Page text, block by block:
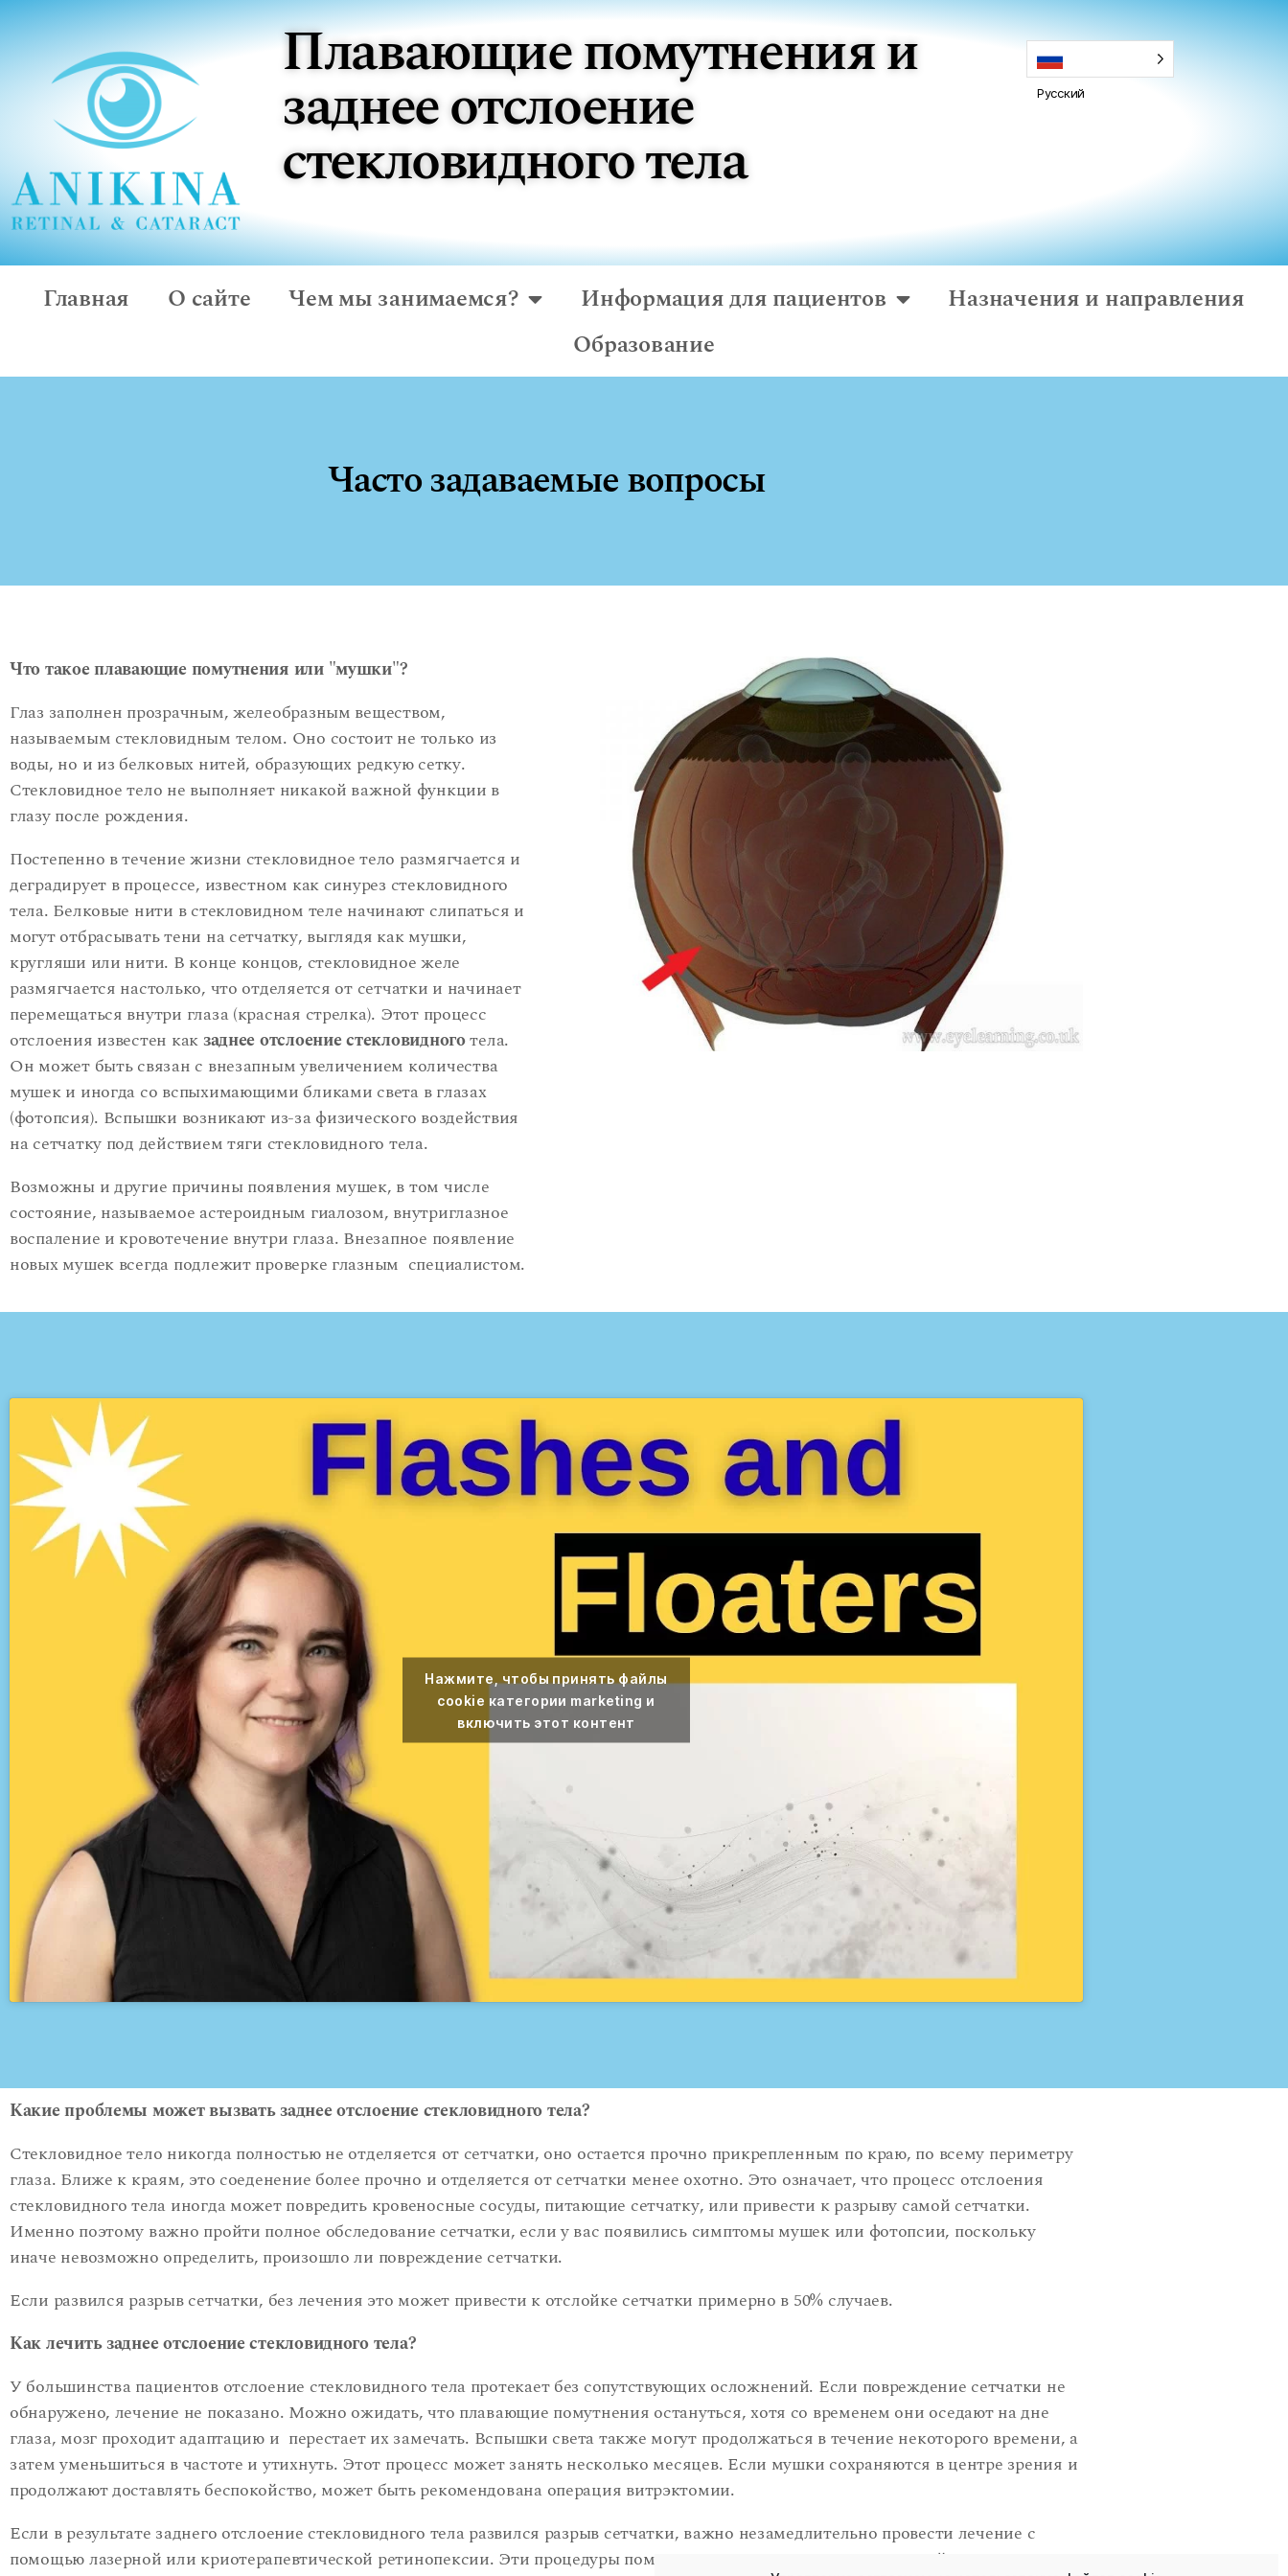
Плавающие помутнения и
заднее отслоение
стекловидного тела
Русский
Главная О сайте Чем мы занимаемся? Информация для пациентов
Назначения и направления
Образование
Часто задаваемые вопросы
Что такое плавающие помутнения или "мушки"?
Глаз заполнен прозрачным, желеобразным веществом,
называемым стекловидным телом. Оно состоит не только из
воды, но и из белковых нитей, образующих редкую сетку.
Стекловидное тело не выполняет никакой важной функции в
глазу после рождения.
Постепенно в течение жизни стекловидное тело размягчается и
деградирует в процессе, известном как синурез стекловидного
тела. Белковые нити в стекловидном теле начинают слипаться и
могут отбрасывать тени на сетчатку, выглядя как мушки,
кругляши или нити. В конце концов, стекловидное желе
размягчается настолько, что отделяется от сетчатки и начинает
перемещаться внутри глаза (красная стрелка). Этот процесс
отслоения известен как заднее отслоение стекловидноготела.
Он может быть связан с внезапным увеличением количества
мушек и иногда со вспыхимающими бликами света в глазах
(фотопсия). Вспышки возникают из-за физического воздействия
на сетчатку под действием тяги стекловидного тела.
Возможны и другие причины появления мушек, в том числе
состояние, называемое астероидным гиалозом, внутриглазное
воспаление и кровотечение внутри глаза. Внезапное появление
новых мушек всегда подлежит проверке глазным специалистом.
Нажмите, чтобы принять файлы
cookie категории marketing и
включить этот контент
Какие проблемы может вызвать заднее отслоение стекловидного тела?
Стекловидное тело никогда полностью не отделяется от сетчатки, оно остается прочно прикрепленным по краю, по всему периметру
глаза. Ближе к краям, это соеденение более прочно и отделяется от сетчатки менее охотно. Это означает, что процесс отслоения
стекловидного тела иногда может повредить кровеносные сосуды, питающие сетчатку, или привести к разрыву самой сетчатки.
Именно поэтому важно пройти полное обследование сетчатки, если у вас появились симптомы мушек или фотопсии, поскольку
иначе невозможно определить, произошло ли повреждение сетчатки.
Если развился разрыв сетчатки, без лечения это может привести к отслойке сетчатки примерно в 50% случаев.
Как лечить заднее отслоение стекловидного тела?
У большинства пациентов отслоение стекловидного тела протекает без сопутствующих осложнений. Если повреждение сетчатки не
обнаружено, лечение не показано. Можно ожидать, что плавающие помутнения остануться, хотя со временем они оседают на дне
глаза, мозг проходит адаптацию и перестает их замечать. Вспышки света также могут продолжаться в течение некоторого времени, а
затем уменьшиться в частоте и утихнуть. Этот процесс может занять несколько месяцев. Если мушки сохраняются в центре зрения и
продолжают доставлять беспокойство, может быть рекомендована операция витрэктомии.
Если в результате заднего отслоение стекловидного тела развился разрыв сетчатки, важно незамедлительно провести лечение с
помощью лазерной или криотерапевтической ретинопексии. Эти процедуры помогают снизить риск развития отслойки сетчатки,